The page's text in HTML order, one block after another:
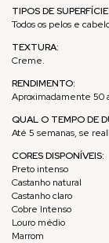
TIPOS DE SUPERFÍCIE:
Todos os pelos e
TEXTURA:
Creme.
RENDIMENTO:
Aproximadamente 50
QUAL O TEMPO DE
Até 5 semanas, se
CORES DISPONÍVEIS:
Preto intenso
Castanho natural
Castanho claro
Cobre Intenso
Louro médio
Marrom